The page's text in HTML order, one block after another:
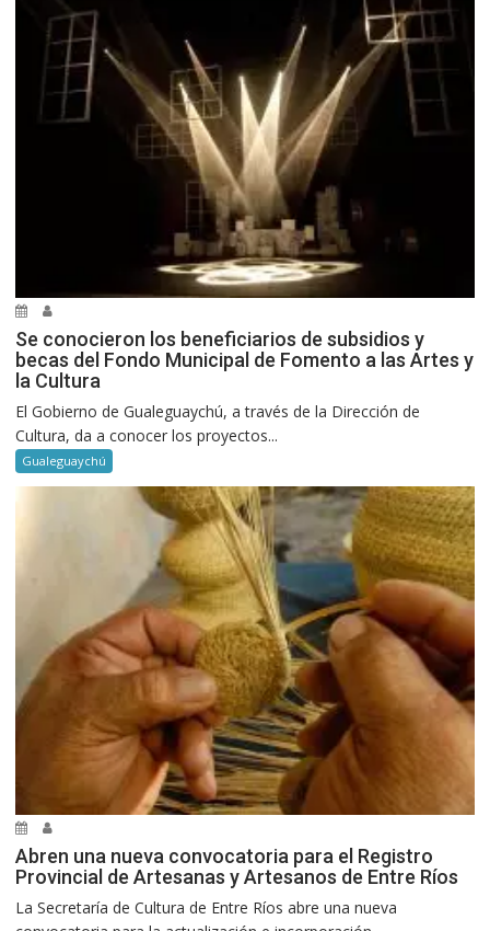
Se conocieron los beneficiarios de subsidios y
becas del Fondo Municipal de Fomento a las Artes y
la Cultura
El Gobierno de Gualeguaychú, a través de la Dirección de
Cultura, da a conocer los proyectos...
Gualeguaychú
Abren una nueva convocatoria para el Registro
Provincial de Artesanas y Artesanos de Entre Ríos
La Secretaría de Cultura de Entre Ríos abre una nueva